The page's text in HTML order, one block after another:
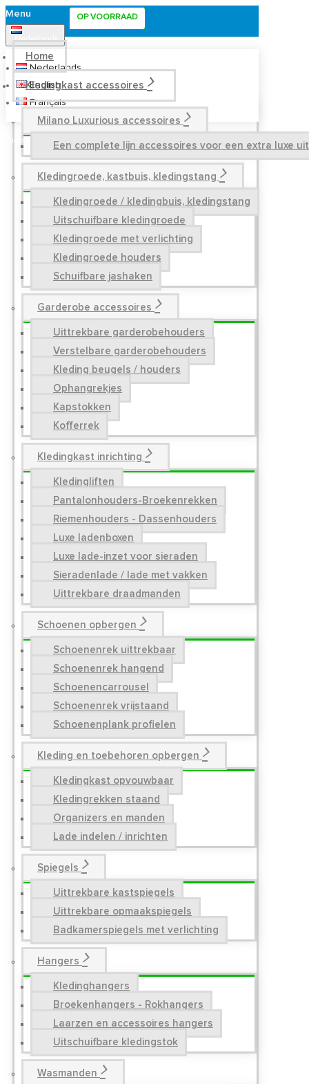
Menu
Nederlands
Nederlands
English
Français
Home
Kledingkast accessoires
Milano Luxurious accessoires
Een complete lijn accessoires voor een extra luxe
Kledingroede, kastbuis, kledingstang
Kledingroede / kledingbuis, kledingstang
Uitschuifbare kledingroede
Kledingroede met verlichting
Kledingroede houders
Schuifbare jashaken
Garderobe accessoires
Uittrekbare garderobehouders
Verstelbare garderobehouders
Kleding beugels / houders
Ophangrekjes
Kapstokken
Kofferrek
Kledingkast inrichting
Kledingliften
Pantalonhouders-Broekenrekken
Riemenhouders - Dassenhouders
Luxe ladenboxen
Luxe lade-inzet voor sieraden
Sieradenlade / lade met vakken
Uittrekbare draadmanden
Schoenen opbergen
Schoenenrek uittrekbaar
Schoenenrek hangend
Schoenencarrousel
Schoenenrek vrijstaand
Schoenenplank profielen
Kleding en toebehoren opbergen
Kledingkast opvouwbaar
Kledingrekken staand
Organizers en manden
Lade indelen / inrichten
Spiegels
Uittrekbare kastspiegels
Uittrekbare opmaakspiegels
Badkamerspiegels met verlichting
Hangers
Kledinghangers
Broekenhangers - Rokhangers
Laarzen en accessoires hangers
Uitschuifbare kledingstok
Wasmanden
OP VOORRAAD